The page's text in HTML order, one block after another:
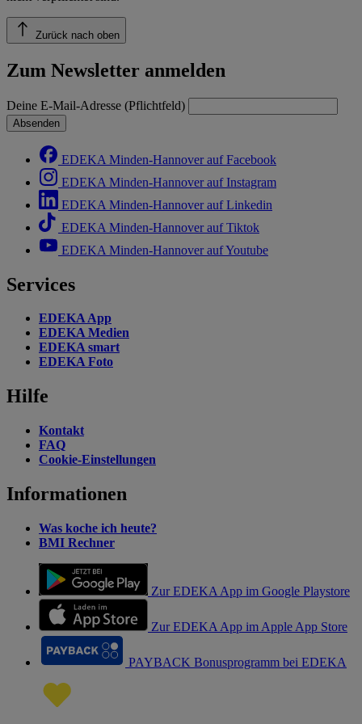
Zurück nach oben
Zum Newsletter anmelden
Deine E-Mail-Adresse (Pflichtfeld)
Absenden
EDEKA Minden-Hannover auf Facebook
EDEKA Minden-Hannover auf Instagram
EDEKA Minden-Hannover auf Linkedin
EDEKA Minden-Hannover auf Tiktok
EDEKA Minden-Hannover auf Youtube
Services
EDEKA App
EDEKA Medien
EDEKA smart
EDEKA Foto
Hilfe
Kontakt
FAQ
Cookie-Einstellungen
Informationen
Was koche ich heute?
BMI Rechner
Zur EDEKA App im Google Playstore
Zur EDEKA App im Apple App Store
PAYBACK Bonusprogramm bei EDEKA